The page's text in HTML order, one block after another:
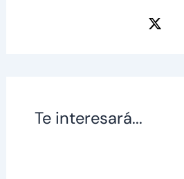
Te interesará...